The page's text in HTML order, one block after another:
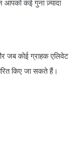
आपको कई गुना ज़्यादा
जब कोई ग्राहक एलिवेट
किए जा सकते हैं।